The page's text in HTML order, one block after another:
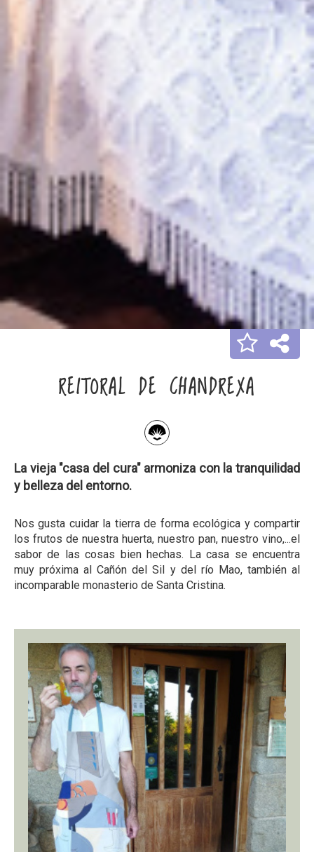
REITORAL DE CHANDREXA
La vieja "casa del cura" armoniza con la tranquilidad
y belleza del entorno.
Nos gusta cuidar la tierra de forma ecológica y compartir
los frutos de nuestra huerta, nuestro pan, nuestro vino,...el
sabor de las cosas bien hechas. La casa se encuentra
muy próxima al Cañón del Sil y del río Mao, también al
incomparable monasterio de Santa Cristina.